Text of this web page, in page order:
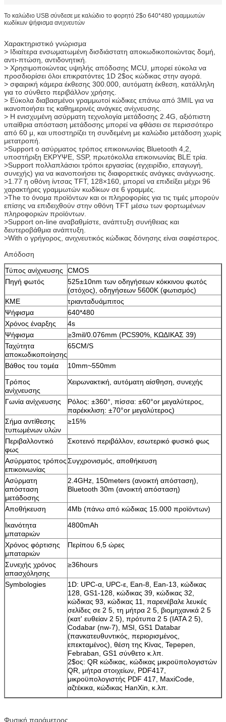
Το καλώδιο USB σύνδεσε με καλώδιο το φορητό 2$ο 640*480 γραμμωτών
κωδίκων ψήφισμα ανιχνευτών
Χαρακτηριστικό γνώρισμα
> Ιδιαίτερα ενσωματωμένη δισδιάστατη αποκωδικοποιώντας δομή,
αντι-πτώση, αντιδονητική.
> Χρησιμοποιώντας υψηλής απόδοσης MCU, μπορεί εύκολα να
προσδιορίσει όλοι επικρατόντες 1D 2$ος κώδικας στην αγορά.
> σφαιρική κάμερα έκθεσης 300.000, αυτόματη έκθεση, κατάλληλη
για το σύνθετο περιβάλλον χρήσης.
> Εύκολα διαβασμένοι γραμμωτοί κώδικες επάνω από 3MIL για να
ικανοποιήσει τις καθημερινές ανάγκες ανίχνευσης.
> Η ενισχυμένη ασύρματη τεχνολογία μετάδοσης 2.4G, αξιόπιστη
υπαίθρια απόσταση μετάδοσης μπορεί να φθάσει σε περισσότερο
από 60 μ, και υποστηρίζει τη συνδεμένη με καλώδιο μετάδοση χωρίς
μετατροπή.
>Support ο ασύρματος τρόπος επικοινωνίας Bluetooth 4,2,
υποστήριξη ΕΚΡΥΨΕ, SSP, πρωτόκολλα επικοινωνίας BLE τρία.
>Support πολλαπλάσιοι τρόποι εργασίας (εγχειρίδιο, επαγωγή,
συνεχής) για να ικανοποιήσει τις διαφορετικές ανάγκες ανάγνωσης.
>1.77 η οθόνη ίντσας TFT, 128×160, μπορεί να επιδείξει μέχρι 96
χαρακτήρες γραμμωτών κωδίκων σε 6 γραμμές.
>The το όνομα προϊόντων και οι πληροφορίες για τις τιμές μπορούν
επίσης να επιδειχθούν στην οθόνη TFT μέσω των φορτωμένων
πληροφοριών προϊόντων.
>Support on-line αναβαθμίστε, ανάπτυξη συνήθειας και
δευτεροβάθμια ανάπτυξη.
>With ο γρήγορος, ανιχνευτικός κώδικας δόνησης είναι σαφέστερος.
Απόδοση
Τύπος ανίχνευσης
CMOS
Πηγή φωτός
525±10nm των οδηγήσεων κόκκινου φωτός
(στόχος), οδηγήσεων 5600K (φωτισμός)
ΚΜΕ
τριανταδυάμπιτος
Ψήφισμα
640*480
Χρόνος έναρξης
4s
Ψήφισμα
≥3mil/0.076mm (PCS90%, ΚΩΔΙΚΑΣ 39)
Ταχύτητα
αποκωδικοποίησης
65CM/S
Βάθος του τομέα
10mm~550mm
Τρόπος
ανίχνευσης
Χειρωνακτική, αυτόματη αίσθηση, συνεχής
Γωνία ανίχνευσης
Ρόλος: ±360°, πίσσα: ±60°or μεγαλύτερος,
παρέκκλιση: ±70°or μεγαλύτερος)
Σήμα αντίθεσης
τυπωμένων υλών
≥15%
Περιβαλλοντικό
φως
Σκοτεινό περιβάλλον, εσωτερικό φυσικό φως
Ασύρματος τρόπος
επικοινωνίας
Συγχρονισμός, αποθήκευση
Ασύρματη
απόσταση
μετάδοσης
2.4GHz, 150meters (ανοικτή απόσταση),
Bluetooth 30m (ανοικτή απόσταση)
Αποθήκευση
4Mb (πάνω από κώδικας 15.000 προϊόντων)
Ικανότητα
μπαταριών
4800mAh
Χρόνος φόρτισης
μπαταριών
Περίπου 6,5 ώρες
Συνεχής χρόνος
απασχόλησης
≥36hours
Symbologies
1D: UPC-α, UPC-ε, Ean-8, Ean-13, κώδικας
128, GS1-128, κώδικας 39, κώδικας 32,
κώδικας 93, κώδικας 11, παρενέβαλε λευκές
σελίδες σε 2 5, τη μήτρα 2 5, βιομηχανικά 2 5
(κατ' ευθείαν 2 5), πρότυπα 2 5 (IATA 2 5),
Codabar (nw-7), MSI, GS1 Databar
(πανκατευθυντικός, περιορισμένος,
επεκταμένος), θέση της Κίνας, Tepepen,
Febraban, GS1 σύνθετο κ.λπ.
2$ος: QR κώδικας, κώδικας μικροϋπολογιστών
QR, μήτρα στοιχείων, PDF417,
μικροϋπολογιστής PDF 417, MaxiCode,
αζτέκικα, κώδικας HanXin, κ.λπ.
Φυσική παράμετρος